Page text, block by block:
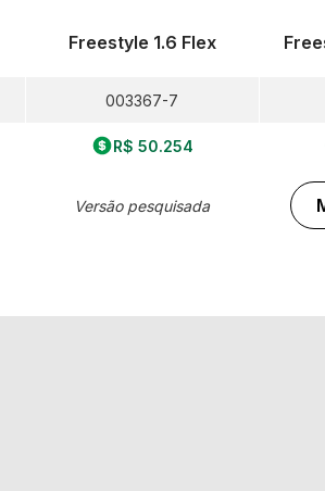
Freestyle 1.6 Flex
003367-7
R$ 50.254
Versão pesquisada